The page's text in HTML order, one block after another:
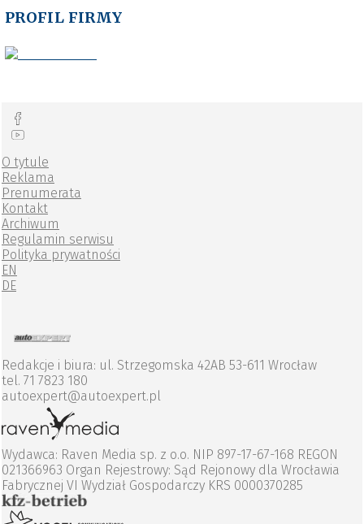
PROFIL FIRMY
O tytule
Reklama
Prenumerata
Kontakt
Archiwum
Regulamin serwisu
Polityka prywatności
EN
DE
Redakcje i biura: ul. Strzegomska 42AB 53-611 Wrocław
tel. 71 7823 180
autoexpert@autoexpert.pl
Wydawca: Raven Media sp. z o.o. NIP 897-17-67-168 REGON
021366963 Organ Rejestrowy: Sąd Rejonowy dla Wrocławia
Fabrycznej VI Wydział Gospodarczy KRS 0000370285